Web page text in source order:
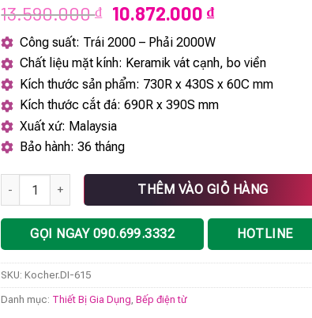
13.590.000₫
Giá
gốc
là:
13.590.000 ₫.
10.872.000 ₫Giá
hiện
tại
là:
10.872.000 ₫.
Công suất: Trái 2000 – Phải 2000W
Chất liệu mặt kính: Keramik vát cạnh, bo viền
Kích thước sản phẩm: 730R x 430S x 60C mm
Kích thước cắt đá: 690R x 390S mm
Xuất xứ: Malaysia
Bảo hành: 36 tháng
Bếp từ Kocher DI-615 số lượngTHÊM VÀO GIỎ HÀNG
GỌI NGAY 090.699.3332 HOTLINE
SKU:Kocher.DI-615
Danh mục: Thiết Bị Gia Dụng,Bếp điện từ